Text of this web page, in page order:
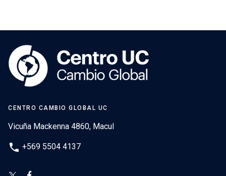
CENTRO CAMBIO GLOBAL UC
Vicuña Mackenna 4860, Macul
phone +569 5504 4137